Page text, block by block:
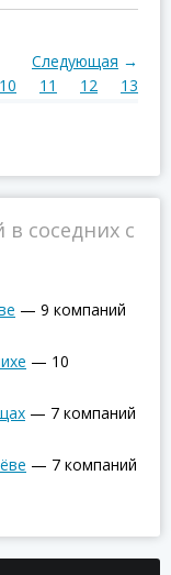
Следующая →
10 11 12 13
соседних с
— 9 компаний
— 10
— 7 компаний
— 7 компаний